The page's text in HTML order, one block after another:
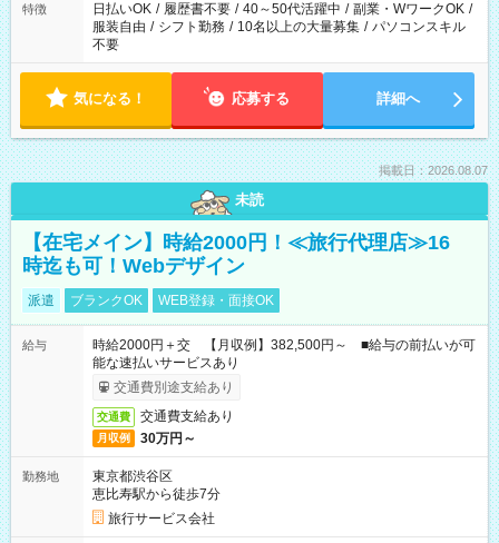
特徴 日払いOK / 履歴書不要 / 40～50代活躍中 / 副業・WワークOK /
服装自由 / シフト勤務 / 10名以上の大量募集 / パソコンスキル
不要
気になる！ 応募する 詳細へ
掲載日：2026.08.07
未読
【在宅メイン】時給2000円！≪旅行代理店≫16
時迄も可！Webデザイン
派遣 ブランクOK WEB登録・面接OK
給与
時給2000円＋交 【月収例】382,500円～ ■給与の前払いが可
能な速払いサービスあり
交通費別途支給あり
交通費 交通費支給あり
月収例 30万円～
勤務地
東京都渋谷区
恵比寿駅から徒歩7分
旅行サービス会社